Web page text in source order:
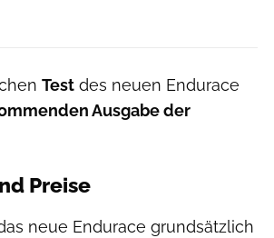
Test des neuen Endurace
Ausgabe der
Preise
neue Endurace grundsätzlich